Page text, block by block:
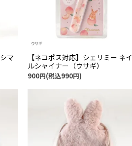
マ
【ネコポス対応】シェリミー ネイ
ルシャイナー（ウサギ）
900円(税込990円)